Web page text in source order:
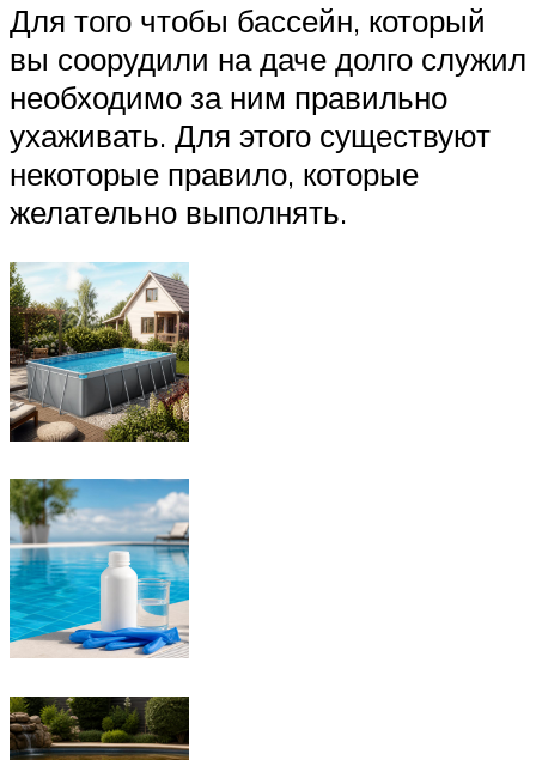
Для того чтобы бассейн, который
вы соорудили на даче долго служил
необходимо за ним правильно
ухаживать. Для этого существуют
некоторые правило, которые
желательно выполнять.